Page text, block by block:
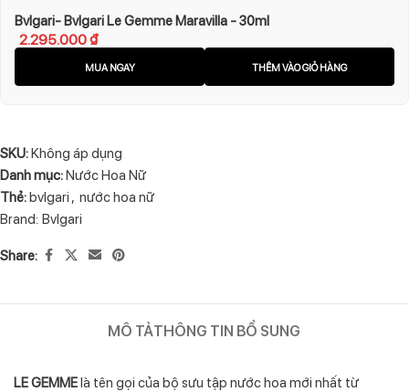
Bvlgari- Bvlgari Le Gemme Maravilla - 30ml
2.295.000₫
MUA NGAY THÊM VÀO GIỎ HÀNG
SKU:Không áp dụng
Danh mục:Nước Hoa Nữ
Thẻ:bvlgari , nước hoa nữ
Brand: Bvlgari
Share:
MÔ TẢTHÔNG TIN BỔ SUNG
LE GEMMElà tên gọi của bộ sưu tập nước hoa mới nhất từ